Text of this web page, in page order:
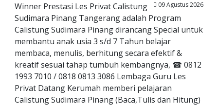
09 Agustus 2026
Winner Prestasi Les Privat Calistung
Sudimara Pinang Tangerang adalah Program
Calistung Sudimara Pinang dirancang Special untuk
membantu anak usia 3 s/d 7 Tahun belajar
membaca, menulis, berhitung secara efektif &
kreatif sesuai tahap tumbuh kembangnya, ☎ 0812
1993 7010 / 0818 0813 3086 Lembaga Guru Les
Privat Datang Kerumah memberi pelajaran
Calistung Sudimara Pinang (Baca,Tulis dan Hitung)